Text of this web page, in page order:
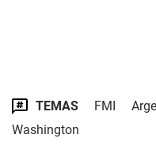
TEMAS FMI
Washington